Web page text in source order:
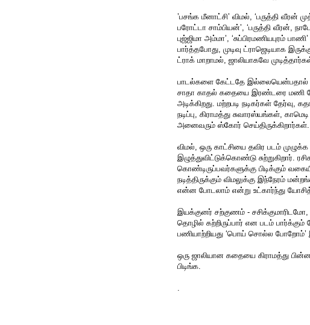
’பசங்க மீனாட்சி’ விமல், ‘பருத்தி வீரன்
பரோட்டா சாம்பியன்’, ‘பருத்தி வீரன்,
புஜ்ஜிமா அம்மா’,
பார்த்தபோது, முடிவு ட்ராஜெடியாக
ட்ராக் மாறாமல், ஜாலியாகவே
பாடல்களை கேட்டதே இல்லையென்பதால்
சாதா காதல் கதையை இரண்டரை மணி
அடிக்கிறது. மற்றபடி நடிகர்கள் தேர்வு,
நடிப்பு, கிராமத்து சுவாரஸ்யங்கள்,
அனைவரும் ஸ்கோர் செய்திருக்கிறார்கள்.
விமல், ஒரு காட்சியை தவிர படம்
இழுத்துவிட்டுக்கொண்டு சுற்றுகிறார்.
கொண்டிருப்பவர்களுக்கு பிடிக்கும்
நடித்திருக்கும் விமலுக்கு இந்நேரம்
என்ன போடலாம் என்று உட்கார்ந்து
இயக்குனர் சற்குணம் -
தொழில் கற்றிருப்பார் என படம்
பணியாற்றியது ‘பொய் சொல்ல போறோம்’
ஒரு ஜாலியான கதையை கிராமத்து
பிடிங்க.